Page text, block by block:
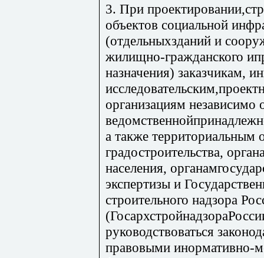
3. При
объектов социальной
(отдельныхзданий и
жилищно-гражданского
назначения) заказчикам,
организациям независимо
а также территориальным
градостроительства,
населения,
экспертизы и
строительного надзора
руководствоваться
правовыми инормативно-